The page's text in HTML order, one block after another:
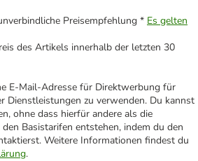
Preisempfehlung * Es gelten
des Artikels innerhalb der letzten 30
E-Mail-Adresse für Direktwerbung für
Dienstleistungen zu verwenden. Du kannst
ohne dass hierfür andere als die
Basistarifen entstehen, indem du den
Weitere Informationen findest du
.